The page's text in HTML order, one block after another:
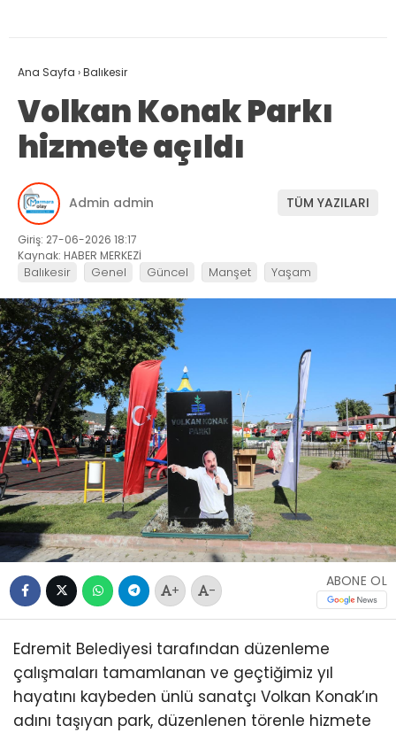
Ana Sayfa ›Balıkesir
Volkan Konak Parkı
hizmete açıldı
Admin admin TÜM YAZILARI
Giriş: 27-06-2026 18:17
Kaynak: HABER MERKEZİ
Balıkesir Genel Güncel Manşet Yaşam
+ -
ABONE OL
Edremit Belediyesi tarafından düzenleme
çalışmaları tamamlanan ve geçtiğimiz yıl
hayatını kaybeden ünlü sanatçı Volkan Konak’ın
adını taşıyan park, düzenlenen törenle hizmete